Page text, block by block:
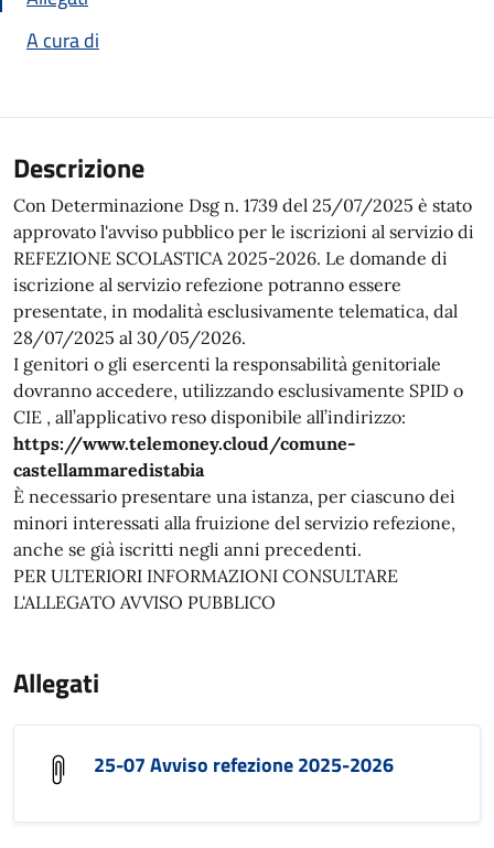
A cura di
Descrizione
Con Determinazione Dsg n. 1739 del 25/07/2025 è stato
approvato l'avviso pubblico per le iscrizioni al servizio di
REFEZIONE SCOLASTICA 2025-2026. Le domande di
iscrizione al servizio refezione potranno essere
presentate, in modalità esclusivamente telematica, dal
28/07/2025 al 30/05/2026.
I genitori o gli esercenti la responsabilità genitoriale
dovranno accedere, utilizzando esclusivamente SPID o
CIE , all’applicativo reso disponibile all’indirizzo:
https://www.telemoney.cloud/comune-
castellammaredistabia
È necessario presentare una istanza, per ciascuno dei
minori interessati alla fruizione del servizio refezione,
anche se già iscritti negli anni precedenti.
PER ULTERIORI INFORMAZIONI CONSULTARE
L'ALLEGATO AVVISO PUBBLICO
Allegati
25-07 Avviso refezione 2025-2026